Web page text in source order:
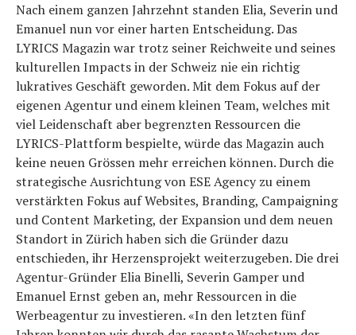
Nach einem ganzen Jahrzehnt standen Elia, Severin und
Emanuel nun vor einer harten Entscheidung. Das
LYRICS Magazin war trotz seiner Reichweite und seines
kulturellen Impacts in der Schweiz nie ein richtig
lukratives Geschäft geworden. Mit dem Fokus auf der
eigenen Agentur und einem kleinen Team, welches mit
viel Leidenschaft aber begrenzten Ressourcen die
LYRICS-Plattform bespielte, würde das Magazin auch
keine neuen Grössen mehr erreichen können. Durch die
strategische Ausrichtung von ESE Agency zu einem
verstärkten Fokus auf Websites, Branding, Campaigning
und Content Marketing, der Expansion und dem neuen
Standort in Zürich haben sich die Gründer dazu
entschieden, ihr Herzensprojekt weiterzugeben. Die drei
Agentur-Gründer Elia Binelli, Severin Gamper und
Emanuel Ernst geben an, mehr Ressourcen in die
Werbeagentur zu investieren. «In den letzten fünf